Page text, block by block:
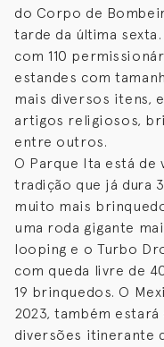
do Corpo de
tarde da última
com 110
estandes com
mais diversos itens,
artigos religiosos,
entre outros.
O Parque Ita está
tradição que já dura
muito mais
uma roda gigante
looping e o Turbo
com queda livre de
19 brinquedos. O
2023, também
diversões itinerante